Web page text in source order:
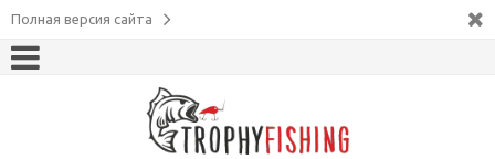
Полная версия сайта